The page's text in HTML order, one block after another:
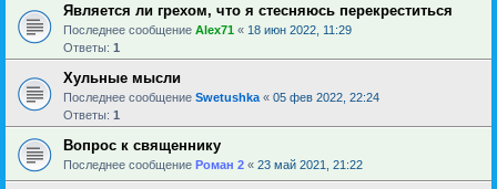
Является ли грехом, что я стесняюсь перекреститься
Последнее сообщение Alex71 « 18 июн 2022, 11:29
Ответы: 1
Хульные мысли
Последнее сообщение Swetushka « 05 фев 2022, 22:24
Ответы: 1
Вопрос к священнику
Последнее сообщение Роман 2 « 23 май 2021, 21:22